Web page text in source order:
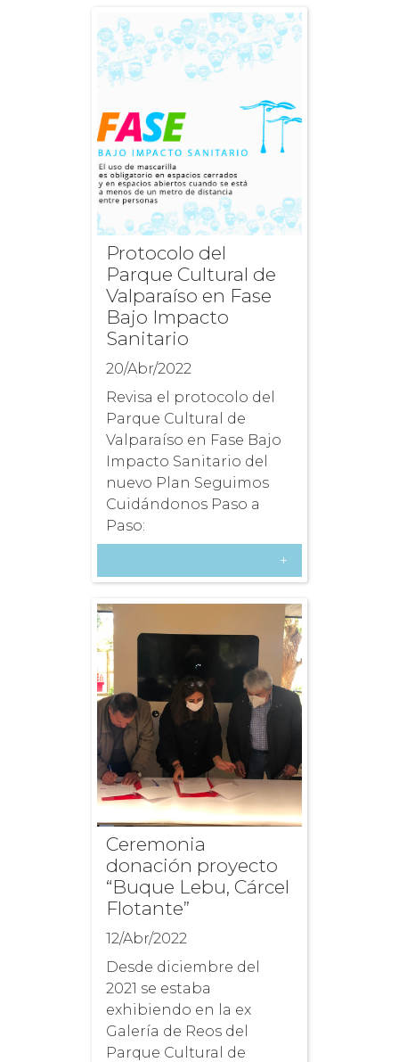
Protocolo del
Parque Cultural de
Valparaíso en Fase
Bajo Impacto
Sanitario
20/Abr/2022
Revisa el protocolo del
Parque Cultural de
Valparaíso en Fase Bajo
Impacto Sanitario del
nuevo Plan Seguimos
Cuidándonos Paso a
Paso:
+
Ceremonia
donación proyecto
“Buque Lebu, Cárcel
Flotante”
12/Abr/2022
Desde diciembre del
2021 se estaba
exhibiendo en la ex
Galería de Reos del
Parque Cultural de